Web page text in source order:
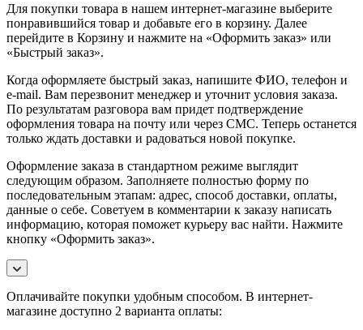
Для покупки товара в нашем интернет-магазине выберите
понравившийся товар и добавьте его в корзину. Далее
перейдите в Корзину и нажмите на «Оформить заказ» или
«Быстрый заказ».
Когда оформляете быстрый заказ, напишите ФИО, телефон и
e-mail. Вам перезвонит менеджер и уточнит условия заказа.
По результатам разговора вам придет подтверждение
оформления товара на почту или через СМС. Теперь останется
только ждать доставки и радоваться новой покупке.
Оформление заказа в стандартном режиме выглядит
следующим образом. Заполняете полностью форму по
последовательным этапам: адрес, способ доставки, оплаты,
данные о себе. Советуем в комментарии к заказу написать
информацию, которая поможет курьеру вас найти. Нажмите
кнопку «Оформить заказ».
Оплачивайте покупки удобным способом. В интернет-
магазине доступно 2 варианта оплаты: